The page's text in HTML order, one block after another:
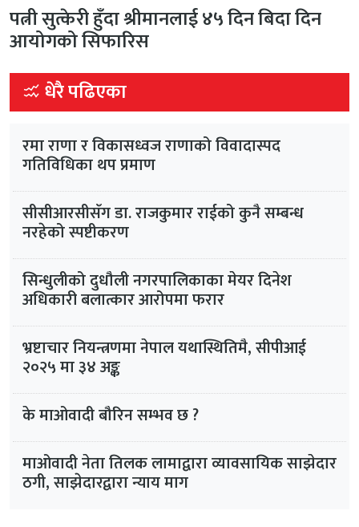
पत्नी सुत्केरी हुँदा श्रीमानलाई ४५ दिन बिदा दिन
आयोगको सिफारिस
धेरै पढिएका
रमा राणा र विकासध्वज राणाको विवादास्पद
गतिविधिका थप प्रमाण
सीसीआरसीसँग डा. राजकुमार राईको कुनै सम्बन्ध
नरहेको स्पष्टीकरण
सिन्धुलीको दुधौली नगरपालिकाका मेयर दिनेश
अधिकारी बलात्कार आरोपमा फरार
भ्रष्टाचार नियन्त्रणमा नेपाल यथास्थितिमै, सीपीआई
२०२५ मा ३४ अङ्क
के माओवादी बौरिन सम्भव छ ?
माओवादी नेता तिलक लामाद्वारा व्यावसायिक साझेदार
ठगी, साझेदारद्वारा न्याय माग